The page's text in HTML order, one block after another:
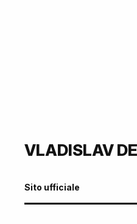
VLADISLAV
Sito ufficiale